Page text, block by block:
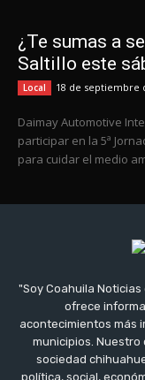
¿Te sumas a
Saltillo este
Local 18 de septiembre
Daimay Automotive
participar en la 5ª
para cuidar el medio
"Soy Coahuila
ofrece
acontecimientos más
municipios. Nuestro
sociedad
política, social,